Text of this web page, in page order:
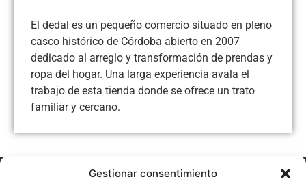
Gestionar consentimiento
El dedal es un pequeño comercio situado en pleno
casco histórico de Córdoba abierto en 2007
dedicado al arreglo y transformación de prendas y
ropa del hogar. Una larga experiencia avala el
trabajo de esta tienda donde se ofrece un trato
familiar y cercano.
Política de Privacidad
Política de Cookies